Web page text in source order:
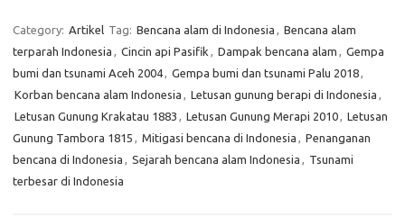
Category: Artikel Tag: Bencana alam di Indonesia , Bencana alam
terparah Indonesia , Cincin api Pasifik , Dampak bencana alam , Gempa
bumi dan tsunami Aceh 2004, Gempa bumi dan tsunami Palu 2018,
Korban bencana alam Indonesia , Letusan gunung berapi di Indonesia ,
Letusan Gunung Krakatau 1883 , Letusan Gunung Merapi 2010, Letusan
Gunung Tambora 1815 , Mitigasi bencana di Indonesia , Penanganan
bencana di Indonesia , Sejarah bencana alam Indonesia , Tsunami
terbesar di Indonesia